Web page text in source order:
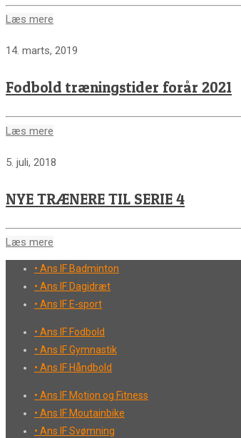
Læs mere
14. marts, 2019
Fodbold træningstider forår 2021
Læs mere
5. juli, 2018
NYE TRÆNERE TIL SERIE 4
Læs mere
• Ans IF Badminton
• Ans IF Dagidræt
• Ans IF E-sport
• Ans IF Fodbold
• Ans IF Gymnastik
• Ans IF Håndbold
• Ans IF Motion og Fitness
• Ans IF Moutainbike
• Ans IF Svømning